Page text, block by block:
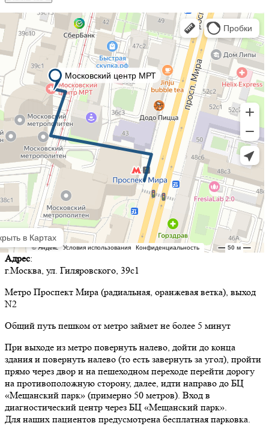
Адрес:
г.Москва, ул. Гиляровского, 39с1
Метро Проспект Мира (радиальная, оранжевая ветка), выход
N2
Общий путь пешком от метро займет не более 5 минут
При выходе из метро повернуть налево, дойти до конца
здания и повернуть налево (то есть завернуть за угол), пройти
прямо через двор и на пешеходном переходе перейти дорогу
на противоположную сторону, далее, идти направо до БЦ
«Мещанский парк» (примерно 50 метров). Вход в
диагностический центр через БЦ «Мещанский парк».
Для наших пациентов предусмотрена бесплатная парковка.